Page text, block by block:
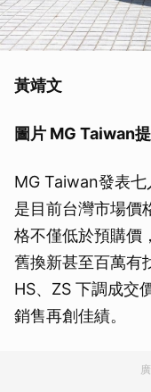
黃靖文
圖片 MG Taiwan
MG Taiwan發表七
是目前台灣市場價
格不僅低於預購價
舊換新甚至百萬有
HS、ZS 下調成交
銷售再創佳績。